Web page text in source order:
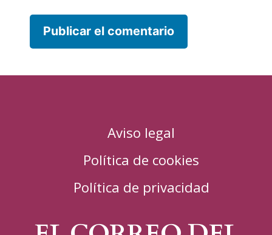
Aviso legal
Política de cookies
Política de privacidad